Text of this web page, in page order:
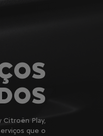
Play,
que o